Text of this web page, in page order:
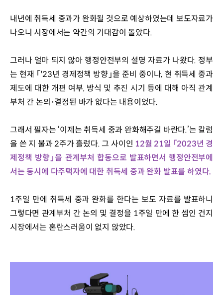
내년에 취득세 중과가 완화될 것으로 예상하였는데 보도자료가
나오니 시장에서는 약간의 기대감이 돌았다.
그러나 얼마 되지 않아 행정안전부의 설명 자료가 나왔다. 정부
는 현재 ｢'23년 경제정책 방향｣을 준비 중이나, 현 취득세 중과
제도에 대한 개편 여부, 방식 및 추진 시기 등에 대해 아직 관계
부처 간 논의･결정된 바가 없다는 내용이었다.
그래서 필자는 ‘이제는 취득세 중과 완화해주길 바란다.’는 칼럼
을 쓴 지 불과 2주가 흘렀다. 그 사이인 12월 21일 「2023년 경
제정책 방향」을 관계부처 합동으로 발표하면서 행정안전부에
서는 동시에 다주택자에 대한 취득세 중과 완화 발표를 하였다.
1주일 만에 취득세 중과 완화를 한다는 보도 자료를 발표하니
그렇다면 관계부처 간 논의 및 결정을 1주일 만에 한 셈인 건지
시장에서는 혼란스러움이 없지 않았다.